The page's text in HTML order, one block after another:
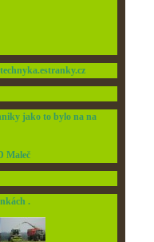
jako to bylo na na
Maleč
.